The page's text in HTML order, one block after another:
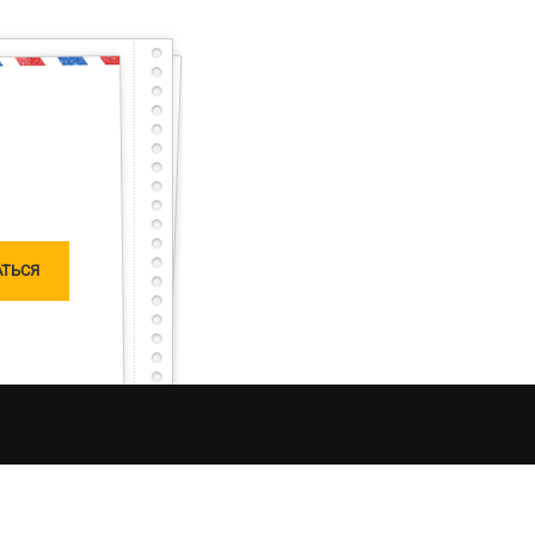
и готов почти
тест с первого раза – будет тебе честь
но не останешься наедине, мы исправим